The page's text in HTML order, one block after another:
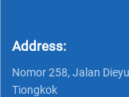
Address:
Nomor 258, Jalan
Tiongkok